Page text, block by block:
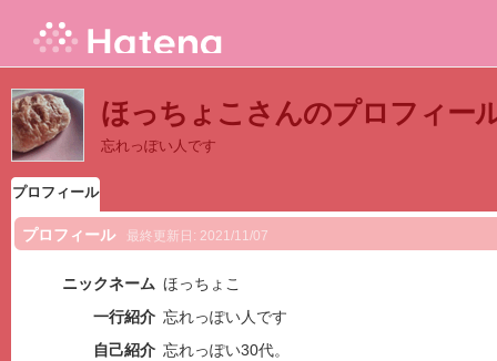
ほっちょこさんのプロフィー
忘れっぽい人です
プロフィール
プロフィール 最終更新日: 2021/11/07
ニックネーム ほっちょこ
一行紹介 忘れっぽい人です
自己紹介 忘れっぽい30代。